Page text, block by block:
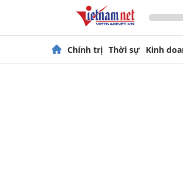
Chính trị Thời sự Kinh